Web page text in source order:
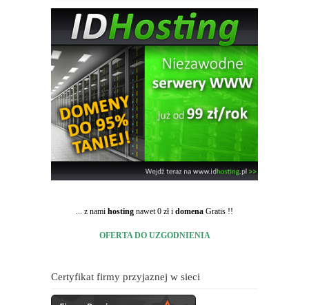
... z nami hosting nawet 0 zł i domena Gratis !!
OFERTA DO UZGODNIENIA
Certyfikat firmy przyjaznej w sieci